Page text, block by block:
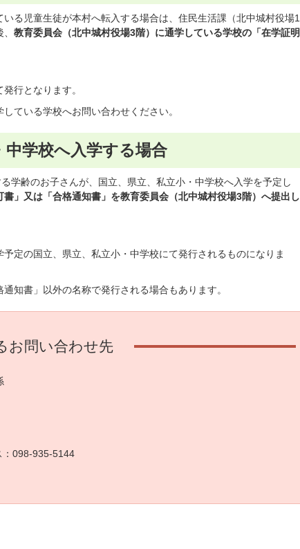
る児童生徒が本村へ転入する場合は、住民生活課（北中城村役場1
教育委員会（北中城村役場3階）に通学している学校の「在学証明
行となります。
ている学校へお問い合わせください。
中学校へ入学する場合
学齢のお子さんが、国立、県立、私立小・中学校へ入学を予定し
書」又は「合格通知書」を教育委員会（北中城村役場3階）へ提出し
予定の国立、県立、私立小・中学校にて発行されるものになりま
知書」以外の名称で発行される場合もあります。
お問い合わせ先
098-935-5144